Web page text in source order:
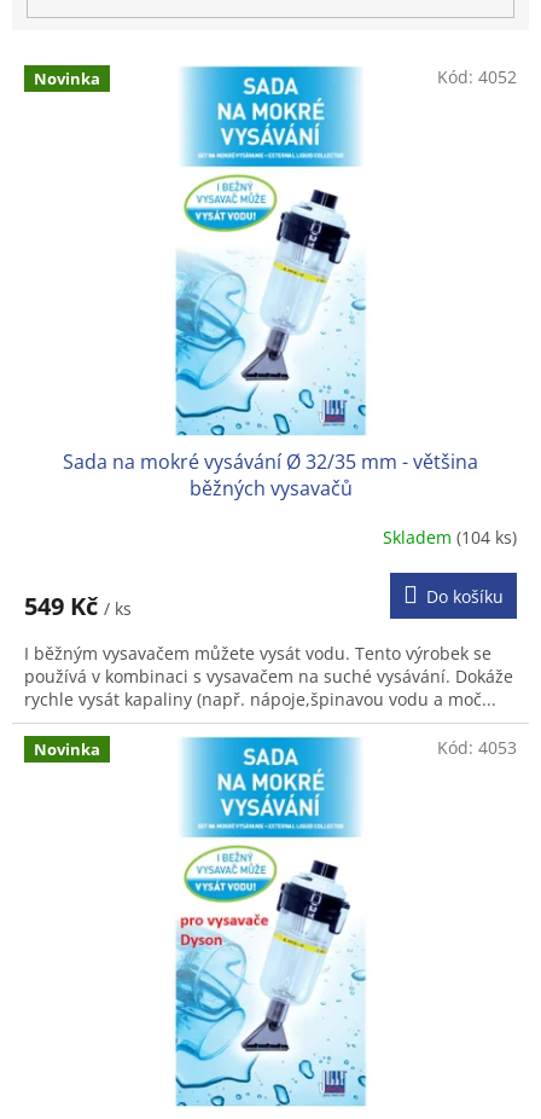
V Novinka
Sada na mokré vysávání Ø 32/35 mm - většina
běžných vysavačů
je
z
5
hvězdiček.
Skladem(104 ks)
549 Kč / ks
Do košíku
I běžným vysavačem můžete vysát vodu. Tento výrobek se
používá v kombinaci s vysavačem na suché vysávání. Dokáže
rychle vysát kapaliny (např. nápoje,špinavou vodu a moč...
Kód: 4052
Novinka Kód: 4053